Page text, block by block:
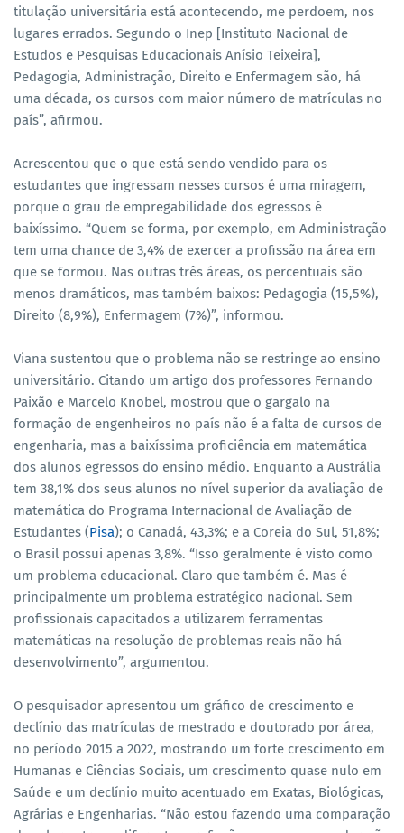
titulação universitária está acontecendo, me perdoem, nos
lugares errados. Segundo o Inep [Instituto Nacional de
Estudos e Pesquisas Educacionais Anísio Teixeira],
Pedagogia, Administração, Direito e Enfermagem são, há
uma década, os cursos com maior número de matrículas no
país”, afirmou.
Acrescentou que o que está sendo vendido para os
estudantes que ingressam nesses cursos é uma miragem,
porque o grau de empregabilidade dos egressos é
baixíssimo. “Quem se forma, por exemplo, em Administração
tem uma chance de 3,4% de exercer a profissão na área em
que se formou. Nas outras três áreas, os percentuais são
menos dramáticos, mas também baixos: Pedagogia (15,5%),
Direito (8,9%), Enfermagem (7%)”, informou.
Viana sustentou que o problema não se restringe ao ensino
universitário. Citando um artigo dos professores Fernando
Paixão e Marcelo Knobel, mostrou que o gargalo na
formação de engenheiros no país não é a falta de cursos de
engenharia, mas a baixíssima proficiência em matemática
dos alunos egressos do ensino médio. Enquanto a Austrália
tem 38,1% dos seus alunos no nível superior da avaliação de
matemática do Programa Internacional de Avaliação de
Estudantes (Pisa); o Canadá, 43,3%; e a Coreia do Sul, 51,8%;
o Brasil possui apenas 3,8%. “Isso geralmente é visto como
um problema educacional. Claro que também é. Mas é
principalmente um problema estratégico nacional. Sem
profissionais capacitados a utilizarem ferramentas
matemáticas na resolução de problemas reais não há
desenvolvimento”, argumentou.
O pesquisador apresentou um gráfico de crescimento e
declínio das matrículas de mestrado e doutorado por área,
no período 2015 a 2022, mostrando um forte crescimento em
Humanas e Ciências Sociais, um crescimento quase nulo em
Saúde e um declínio muito acentuado em Exatas, Biológicas,
Agrárias e Engenharias. “Não estou fazendo uma comparação